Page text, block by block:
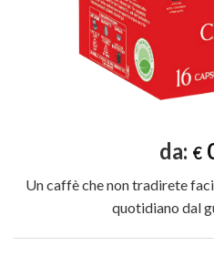
da: €
Un caffè che non tradirete
quotidiano dal